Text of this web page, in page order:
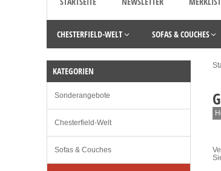
CHESTERFIELD-WELT SOFAS & COUCHES
KATEGORIEN
Sonderangebote
Chesterfield-Welt
Sofas & Couches